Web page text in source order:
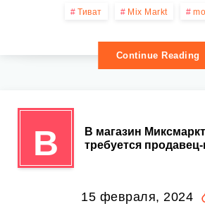
Тиват Mix Markt
Continue Reading
В
В магазин
требуется
15 февраля, 2024